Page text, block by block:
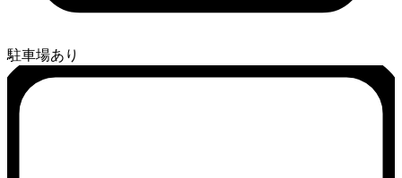
駐車場あり